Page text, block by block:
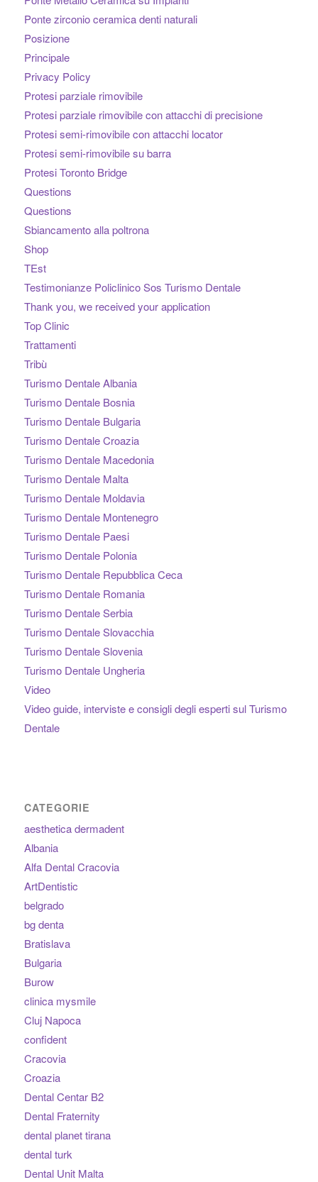
Ponte zirconio ceramica denti naturali
Posizione
Principale
Privacy Policy
Protesi parziale rimovibile
Protesi parziale rimovibile con attacchi di precisione
Protesi semi-rimovibile con attacchi locator
Protesi semi-rimovibile su barra
Protesi Toronto Bridge
Questions
Questions
Sbiancamento alla poltrona
Shop
TEst
Testimonianze Policlinico Sos Turismo Dentale
Thank you, we received your application
Top Clinic
Trattamenti
Tribù
Turismo Dentale Albania
Turismo Dentale Bosnia
Turismo Dentale Bulgaria
Turismo Dentale Croazia
Turismo Dentale Macedonia
Turismo Dentale Malta
Turismo Dentale Moldavia
Turismo Dentale Montenegro
Turismo Dentale Paesi
Turismo Dentale Polonia
Turismo Dentale Repubblica Ceca
Turismo Dentale Romania
Turismo Dentale Serbia
Turismo Dentale Slovacchia
Turismo Dentale Slovenia
Turismo Dentale Ungheria
Video
Video guide, interviste e consigli degli esperti sul Turismo
Dentale
CATEGORIE
aesthetica dermadent
Albania
Alfa Dental Cracovia
ArtDentistic
belgrado
bg denta
Bratislava
Bulgaria
Burow
clinica mysmile
Cluj Napoca
confident
Cracovia
Croazia
Dental Centar B2
Dental Fraternity
dental planet tirana
dental turk
Dental Unit Malta